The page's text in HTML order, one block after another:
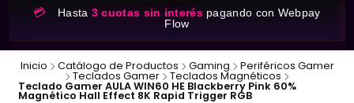
💳 Hasta 3 cuotas sin interéspagando con Webpay
Flow
Inicio Catálogo de Productos Gaming Periféricos Gamer
Teclados Gamer Teclados Magnéticos
Teclado Gamer AULA WIN60 HE Blackberry Pink 60%
Magnético Hall Effect 8K Rapid Trigger RGB